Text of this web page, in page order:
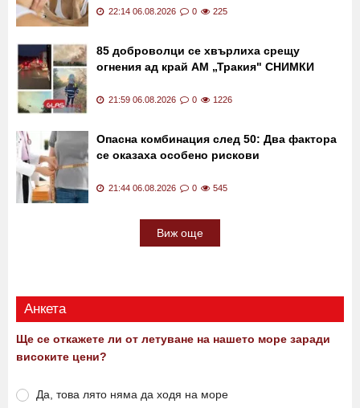
22:14 06.08.2026 0 225
85 доброволци се хвърлиха срещу
огнения ад край АМ „Тракия" СНИМКИ
21:59 06.08.2026 0 1226
Опасна комбинация след 50: Два фактора
се оказаха особено рискови
21:44 06.08.2026 0 545
Виж още
Анкета
Ще се откажете ли от летуване на нашето море заради
високите цени?
Да, това лято няма да ходя на море